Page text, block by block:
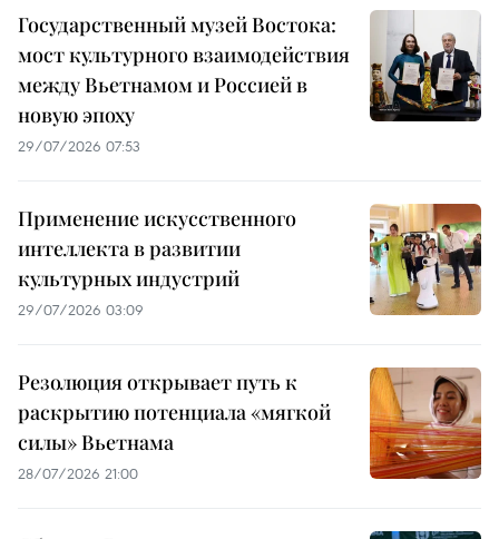
Государственный музей Востока:
мост культурного взаимодействия
между Вьетнамом и Россией в
новую эпоху
29/07/2026 07:53
Применение искусственного
интеллекта в развитии
культурных индустрий
29/07/2026 03:09
Резолюция открывает путь к
раскрытию потенциала «мягкой
силы» Вьетнама
28/07/2026 21:00